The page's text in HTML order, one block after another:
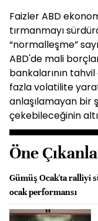
Faizler ABD
tırmanmayı
“normalleşme”
ABD'de mali
bankalarının tahvil
fazla volatilite
anlaşılamayan bir
çekebileceğinin
Öne
Gümüş Ocak'ta ralliyi
ocak performansı